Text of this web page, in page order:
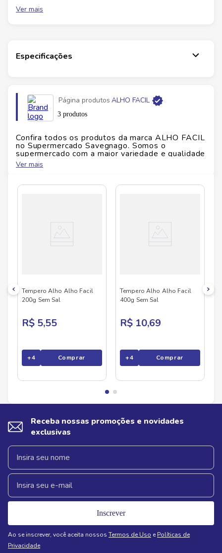
Versátil
Este tempero traz qualidade e sabor equilibrado para
suas receitas, com praticidade no dia a dia. Garanta já
Marca:Alho Facil
Peso:200 g
Alergenos:Verificar embalagem
Glúten:Verificar embalagem
Ver mais
Especificações
Página produtos ALHO FACIL
3 produtos
Confira todos os produtos da marca ALHO FACIL
no Supermercado Savegnago. Somos o
supermercado com a maior variedade e qualidade
do Brasil!
de produtos ALHO FACIL , confira abaixo:
Ver mais
Tempero Alho Alho Facil
200g Sem Sal
R$ 5,55
+4 Comprar
Tempero Alho Alho Facil
400g Sem Sal
R$ 10,69
+4 Comprar
Receba nossas promoções e novidades
exclusivas
Inscrever
Ao se inscrever, você aceita nossos Termos de Uso e Políticas de
Privacidade